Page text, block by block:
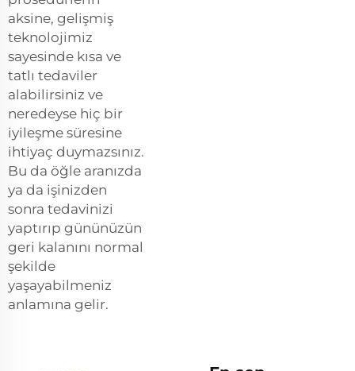
aksine, gelişmiş
teknolojimiz
sayesinde kısa ve
tatlı tedaviler
alabilirsiniz ve
neredeyse hiç bir
iyileşme süresine
ihtiyaç duymazsınız.
Bu da öğle aranızda
ya da işinizden
sonra tedavinizi
yaptırıp gününüzün
geri kalanını normal
şekilde
yaşayabilmeniz
anlamına gelir.